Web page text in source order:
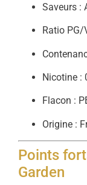
Saveurs :
Ratio PG/
Nicotine :
Flacon :
Origine :
Points
Garden